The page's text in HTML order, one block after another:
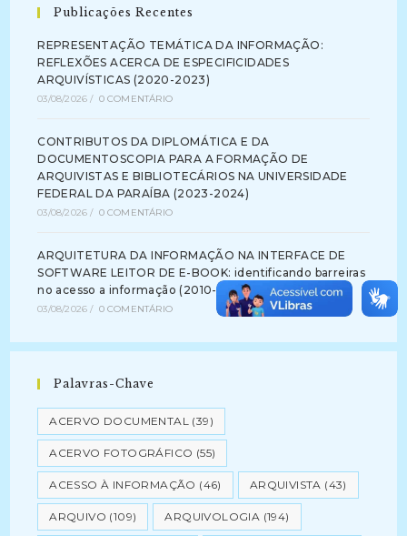
Publicações Recentes
REPRESENTAÇÃO TEMÁTICA DA INFORMAÇÃO:
REFLEXÕES ACERCA DE ESPECIFICIDADES
ARQUIVÍSTICAS (2020-2023)
03/08/2026 / 0 COMENTÁRIO
CONTRIBUTOS DA DIPLOMÁTICA E DA
DOCUMENTOSCOPIA PARA A FORMAÇÃO DE
ARQUIVISTAS E BIBLIOTECÁRIOS NA UNIVERSIDADE
FEDERAL DA PARAÍBA (2023-2024)
03/08/2026 / 0 COMENTÁRIO
ARQUITETURA DA INFORMAÇÃO NA INTERFACE DE
SOFTWARE LEITOR DE E-BOOK: identificando barreiras
no acesso a informação (2010-2012)
03/08/2026 / 0 COMENTÁRIO
Palavras-Chave
ACERVO DOCUMENTAL (39)
ACERVO FOTOGRÁFICO (55)
ACESSO À INFORMAÇÃO (46) ARQUIVISTA (43)
ARQUIVO (109) ARQUIVOLOGIA (194)